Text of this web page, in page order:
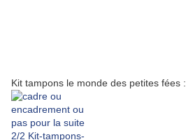
Kit tampons le monde des petites fées :